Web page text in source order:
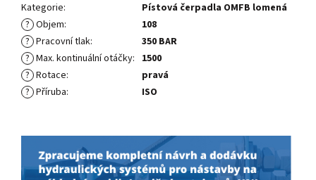
Kategorie:
Pístová čerpadla OMFB lomená
? Objem:
108
? Pracovní tlak:
350 BAR
? Max. kontinuální otáčky: 1500
? Rotace:
pravá
? Příruba: ISO